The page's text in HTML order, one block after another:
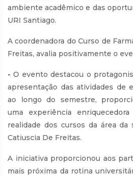
ambiente acadêmico e das
URI Santiago.
A coordenadora do Curso de
Freitas, avalia positivamente o
-O evento destacou o
apresentação das atividades de
ao longo do semestre,
uma experiência
realidade dos cursos da área da
Catiuscia De Freitas.
A iniciativa proporcionou aos
mais próxima da rotina